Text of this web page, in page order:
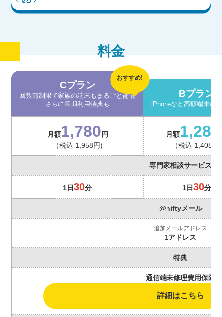
料金
Cプラン
回数無制限で家族の端末もまるごと補償
さらに長期利用特典も
おすすめ!
Bプラン
iPhoneなど高額端末に
月額1,780 円
（税込 1,958円)
月額1,280
（税込 1,408円)
専門家相談サービス
1日30分 1日30分
@niftyメール
追加メールアドレス
1アドレス
特典
通信端末修理費用保険
詳細はこちら